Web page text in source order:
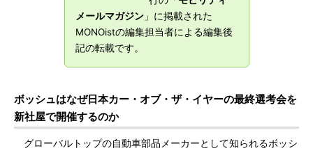
メールマガジン」に掲載された
MONOistの編集担当者による編集後
記の転載です。
ボッシュはなぜ日本カー・オブ・ザ・イヤーの最終選考会を
新社屋で開催するのか
グローバルトップの自動車部品メーカーとして知られるボッシ